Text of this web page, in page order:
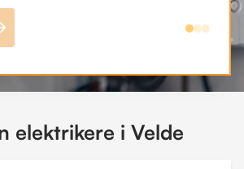
elektrikere i Velde